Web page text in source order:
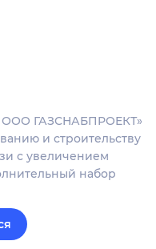
ООО ГАЗСНАБПРОЕКТ»
и строительству
с увеличением
набор